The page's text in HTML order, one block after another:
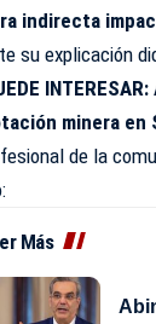
indirecta
su explicación
INTERESAR:
minera en
de la
Más